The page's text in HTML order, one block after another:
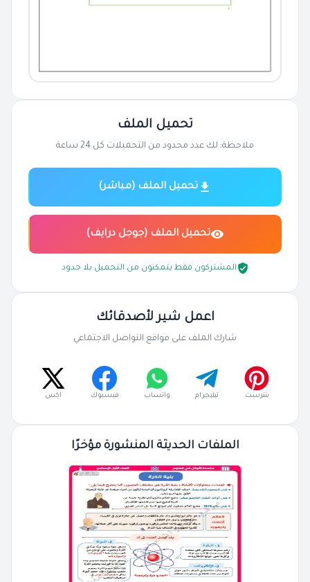
تحميل الملف
ملاحظة: لك عدد محدود من التحميلات كل 24 ساعة
تحميل الملف (مباشر)
تحميل الملف (جوجل درايف)
المشتركون فقط يتمكنون من التحميل بلا حدود
اعمل شير لأصدقائك
شارك الملف على مواقع التواصل الاجتماعي
بنترست تيليجرام واتساب فيسبوك اكس
الملفات الحديثة المنشورة مؤخرًا